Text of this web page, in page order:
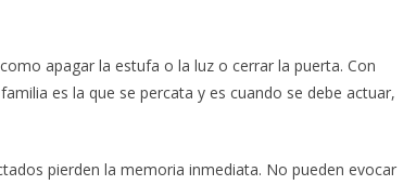
apagar la estufa o la luz o cerrar la puerta. Con
es la que se percata y es cuando se debe actuar,
pierden la memoria inmediata. No pueden evocar